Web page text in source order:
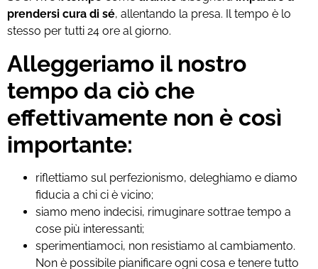
prendersi cura di sé, allentando la presa. Il tempo è lo
stesso per tutti 24 ore al giorno.
Alleggeriamo il nostro
tempo da ciò che
effettivamente non è così
importante:
riflettiamo sul perfezionismo, deleghiamo e diamo
fiducia a chi ci è vicino;
siamo meno indecisi, rimuginare sottrae tempo a
cose più interessanti;
sperimentiamoci, non resistiamo al cambiamento.
Non è possibile pianificare ogni cosa e tenere tutto